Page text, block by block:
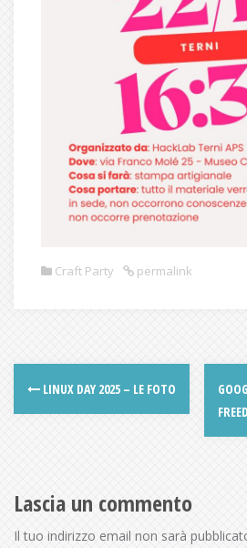
Craft Party permalink
LINUX DAY 2025 – LE FOTO
Lascia un commento
Il tuo indirizzo email non sarà